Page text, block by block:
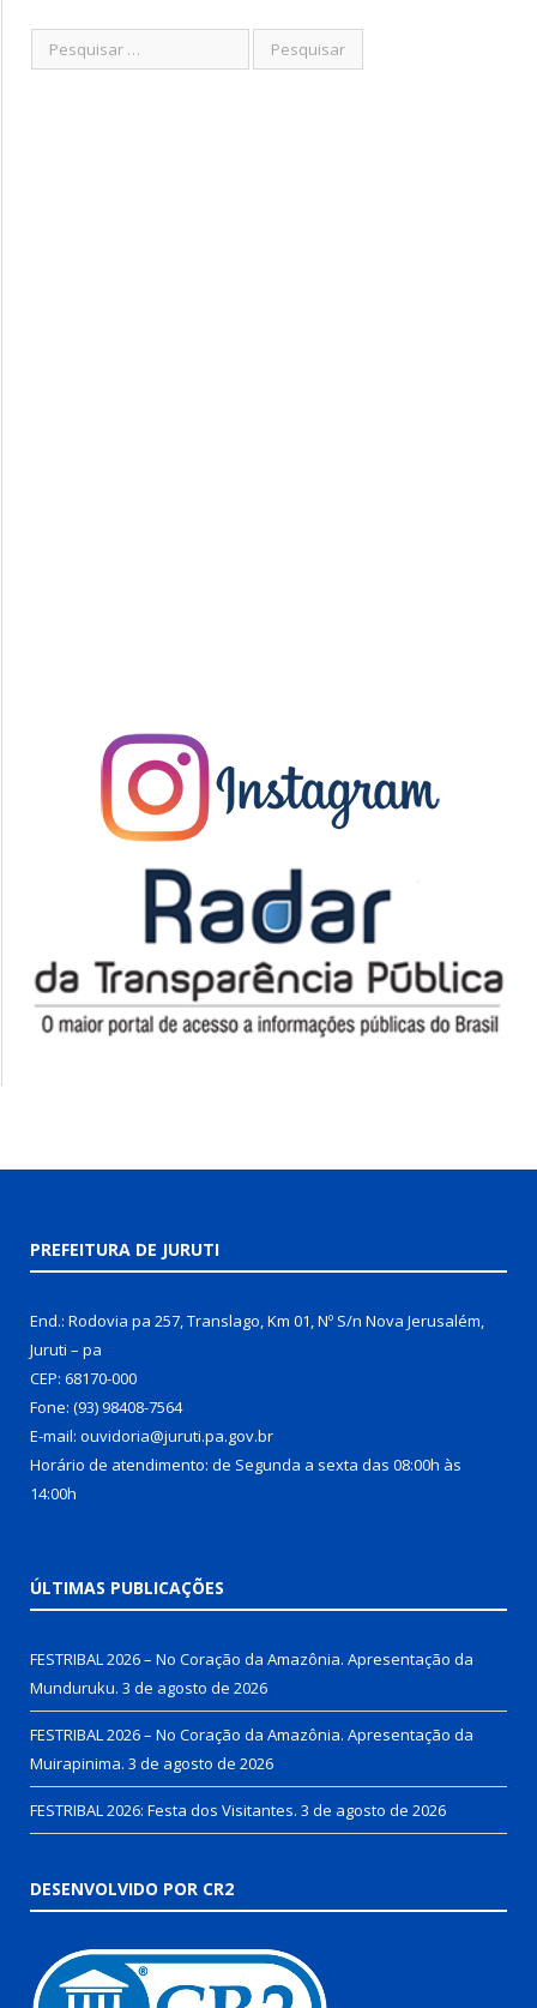
PREFEITURA DE JURUTI
End.: Rodovia pa 257, Translago, Km 01, Nº S/n Nova Jerusalém,
Juruti – pa
CEP: 68170-000
Fone: (93) 98408-7564
E-mail: ouvidoria@juruti.pa.gov.br
Horário de atendimento: de Segunda a sexta das 08:00h às
14:00h
ÚLTIMAS PUBLICAÇÕES
FESTRIBAL 2026 – No Coração da Amazônia. Apresentação da
Munduruku. 3 de agosto de 2026
FESTRIBAL 2026 – No Coração da Amazônia. Apresentação da
Muirapinima. 3 de agosto de 2026
FESTRIBAL 2026: Festa dos Visitantes. 3 de agosto de 2026
DESENVOLVIDO POR CR2